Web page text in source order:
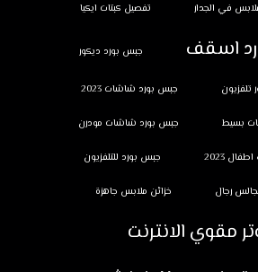
في الجدار تفصيل كبتات ايكيا
اسقف جبس بورد ديكور
تلفزيون جبس بورد شاشات 2023
بسيط جبس بورد شاشات مودرن
2023 جبس بورد للتلفزيون
رجال خزائن ملابس جاهزة
مقوي الانترنت